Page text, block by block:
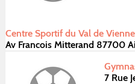
Centre Sportif du Val de
Av Francois Mitterand 87700
7 Rue